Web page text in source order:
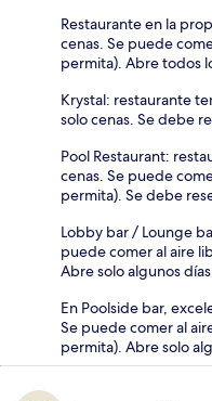
Restaurante en la
cenas. Se puede
permita). Abre todos
Krystal: restaurante
solo cenas. Se debe
Pool Restaurant:
cenas. Se puede
permita). Se debe
Lobby bar / Lounge
puede comer al aire
Abre solo algunos
En Poolside bar,
Se puede comer al
permita). Abre solo